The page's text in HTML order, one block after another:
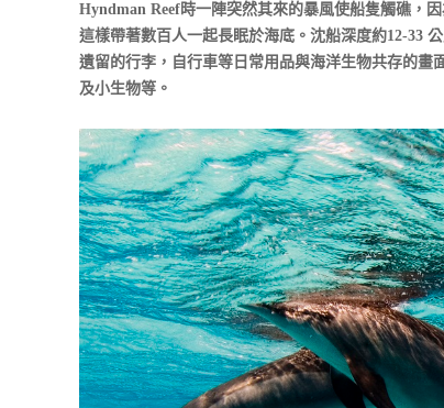
Hyndman Reef時一陣突然其來的暴風使船隻觸礁，
這樣帶著數百人一起長眠於海底。沈船深度約12-33
遺留的行李，自行車等日常用品與海洋生物共存的
及小生物等。